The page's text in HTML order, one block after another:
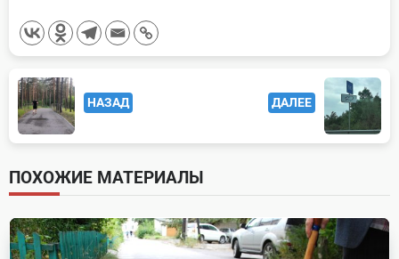
<span
class="nav-
subtitle
screen-
reader-
text">Page</span>
НАЗАД ДАЛЕЕ
ПОХОЖИЕ МАТЕРИАЛЫ